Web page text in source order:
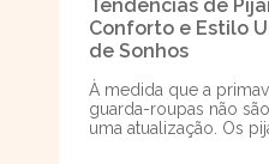
Tendências de
Conforto e Estilo
de Sonhos
À medida que a
guarda-roupas não
uma atualização. Os